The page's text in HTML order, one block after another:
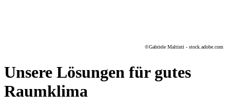
©Gabriele Maltinti - stock.adobe.com
Unsere Lösungen für gutes
Raumklima